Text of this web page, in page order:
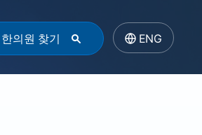
의원 찾기 ENG